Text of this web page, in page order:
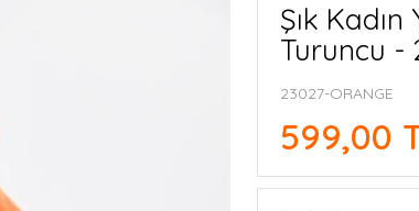
Şık
Turuncu -
23027-ORANGE
599,00